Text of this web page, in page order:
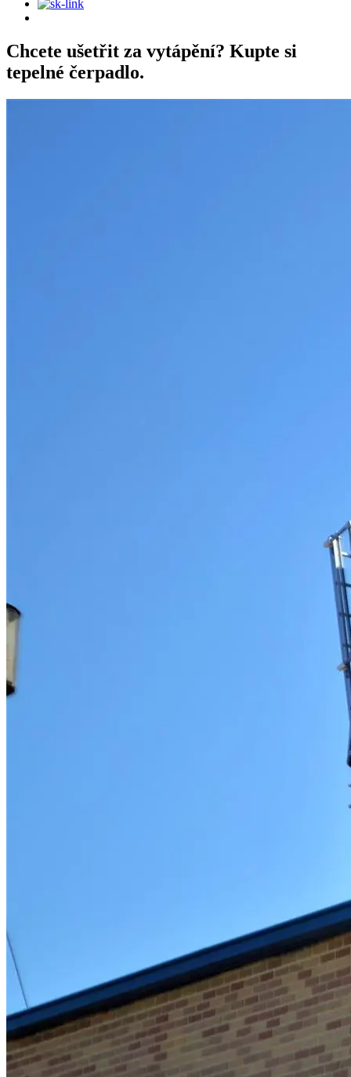
Chcete ušetřit za vytápění? Kupte si
tepelné čerpadlo.